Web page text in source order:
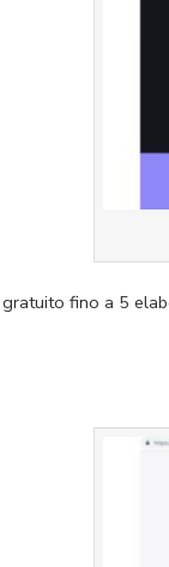
fino a 5